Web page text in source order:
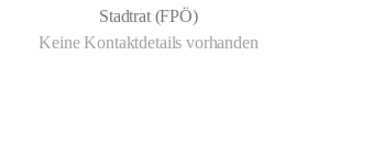
Stadtrat (FPÖ)
Keine Kontaktdetails vorhanden